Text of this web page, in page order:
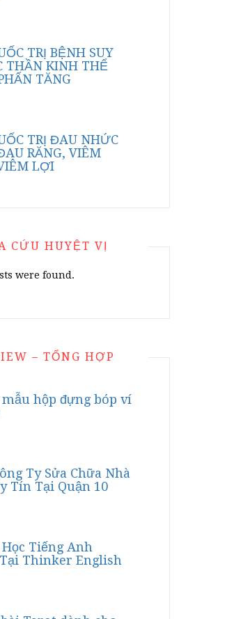
TRỊ BỆNH SUY
THẦN KINH THỂ
TĂNG
TRỊ ĐAU NHỨC
RĂNG, VIÊM
LỢI
CỨU HUYỆT VỊ
were found.
– TỔNG HỢP
mẫu hộp đựng bóp ví
Ty Sửa Chữa Nhà
Tín Tại Quận 10
Học Tiếng Anh
Thinker English